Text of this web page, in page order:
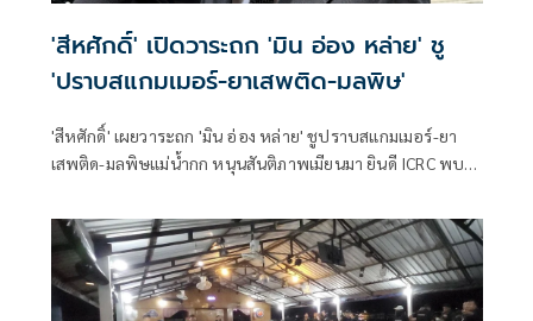
'สีหศักดิ์' เปิดวาระถก 'มิน อ่อง หล่าย' ชู
'ปราบสแกมเมอร์-ยาเสพติด-มลพิษ'
'สีหศักดิ์' เผยวาระถก 'มิน อ่อง หล่าย' ชูปราบสแกมเมอร์-ยา
เสพติด-มลพิษแม่น้ำกก หนุนสันติภาพเมียนมา ยินดี ICRC พบ